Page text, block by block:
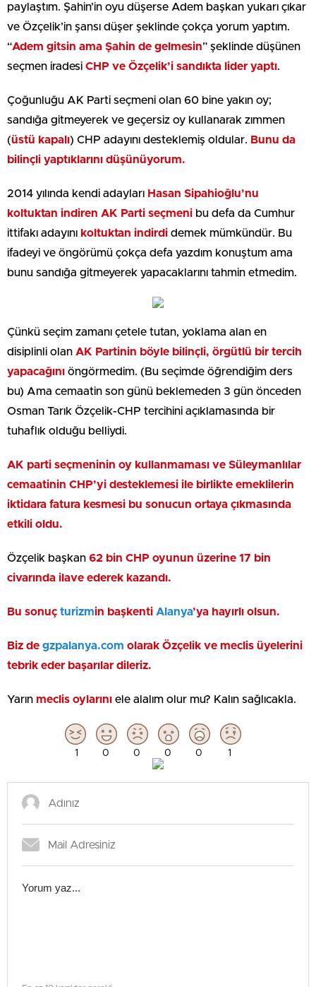
paylaştım. Şahin’in oyu düşerse Adem başkan yukarı çıkar
ve Özçelik’in şansı düşer şeklinde çokça yorum yaptım.
“Adem gitsin ama Şahin de gelmesin” şeklinde düşünen
seçmen iradesi CHP ve Özçelik’i sandıkta lider yaptı.
Çoğunluğu AK Parti seçmeni olan 60 bine yakın oy;
sandığa gitmeyerek ve geçersiz oy kullanarak zımmen
(üstü kapalı) CHP adayını desteklemiş oldular. Bunu da
bilinçli yaptıklarını düşünüyorum.
2014 yılında kendi adayları Hasan Sipahioğlu’nu
koltuktan indiren AK Parti seçmeni bu defa da Cumhur
ittifakı adayını koltuktan indirdi demek mümkündür. Bu
ifadeyi ve öngörümü çokça defa yazdım konuştum ama
bunu sandığa gitmeyerek yapacaklarını tahmin etmedim.
Çünkü seçim zamanı çetele tutan, yoklama alan en
disiplinli olan AK Partinin böyle bilinçli, örgütlü bir tercih
yapacağını öngörmedim. (Bu seçimde öğrendiğim ders
bu) Ama cemaatin son günü beklemeden 3 gün önceden
Osman Tarık Özçelik-CHP tercihini açıklamasında bir
tuhaflık olduğu belliydi.
AK parti seçmeninin oy kullanmaması ve Süleymanlılar
cemaatinin CHP’yi desteklemesi ile birlikte emeklilerin
iktidara fatura kesmesi bu sonucun ortaya çıkmasında
etkili oldu.
Özçelik başkan 62 bin CHP oyunun üzerine 17 bin
civarında ilave ederek kazandı.
Bu sonuç turizmin başkenti Alanya’ya hayırlı olsun.
Biz de gzpalanya.com olarak Özçelik ve meclis üyelerini
tebrik eder başarılar dileriz.
Yarın meclis oylarını ele alalım olur mu? Kalın sağlıcakla.
1 0 0 0 0 1